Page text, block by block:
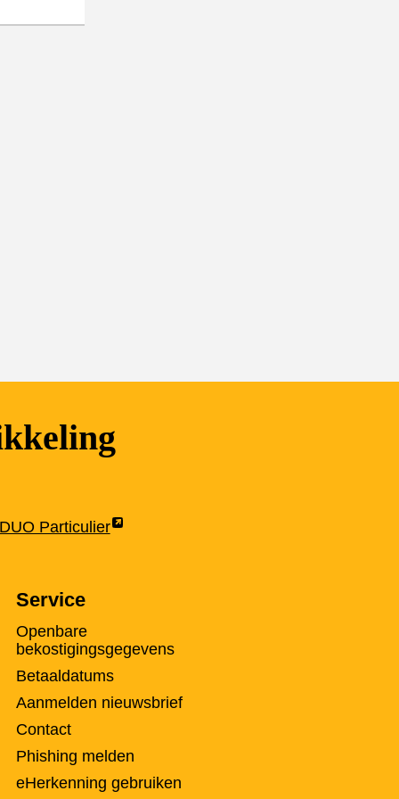
Particulier
Service
Openbare
bekostigingsgegevens
Betaaldatums
Aanmelden nieuwsbrief
Contact
Phishing melden
eHerkenning gebruiken